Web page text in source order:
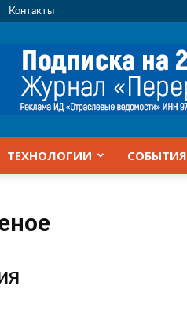
Контакты
ТЕХНОЛОГИИ СОБЫТИЯ